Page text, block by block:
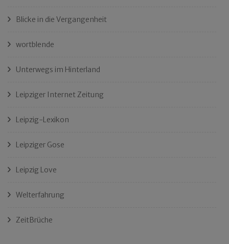
Blicke in die Vergangenheit
wortblende
Unterwegs im Hinterland
Leipziger Internet Zeitung
Leipzig-Lexikon
Leipziger Gose
Leipzig Love
Welterfahrung
ZeitBrüche